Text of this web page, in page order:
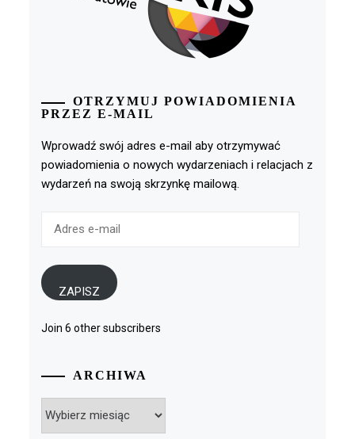
OTRZYMUJ POWIADOMIENIA
PRZEZ E-MAIL
Wprowadź swój adres e-mail aby otrzymywać
powiadomienia o nowych wydarzeniach i relacjach z
wydarzeń na swoją skrzynkę mailową.
ZAPISZ
Join 6 other subscribers
ARCHIWA